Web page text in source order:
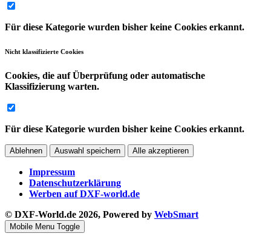
Für diese Kategorie wurden bisher keine Cookies erkannt.
Nicht klassifizierte Cookies
Cookies, die auf Überprüfung oder automatische
Klassifizierung warten.
Für diese Kategorie wurden bisher keine Cookies erkannt.
Ablehnen Auswahl speichern Alle akzeptieren
Impressum
Datenschutzerklärung
Werben auf DXF-world.de
© DXF-World.de 2026, Powered by WebSmart
Mobile Menu Toggle